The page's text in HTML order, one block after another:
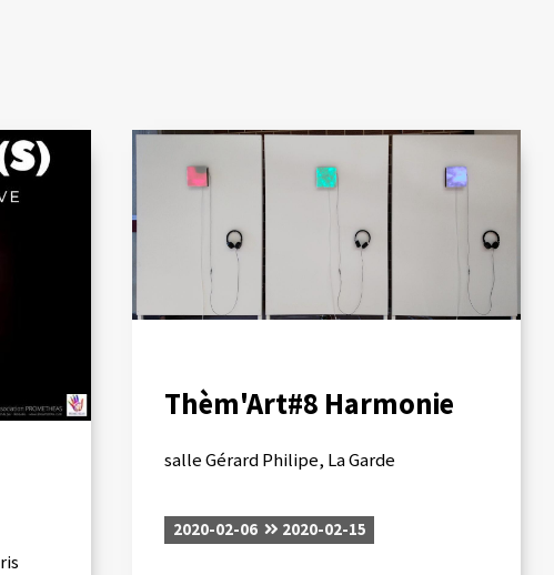
Thèm'Art#8 Harmonie
salle Gérard Philipe, La Garde
2020-02-06 2020-02-15